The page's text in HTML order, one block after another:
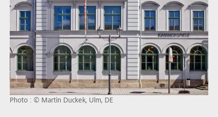
Photo : © Martin Duckek, Ulm, DE